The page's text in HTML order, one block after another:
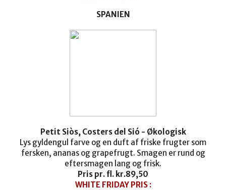
SPANIEN
Petit Siòs, Costers del Sió - Økologisk
Lys gyldengul farve og en duft af friske frugter som
fersken, ananas og grapefrugt. Smagen er rund og
eftersmagen lang og frisk.
Pris pr. fl. kr.89,50
WHITE FRIDAY PRIS :